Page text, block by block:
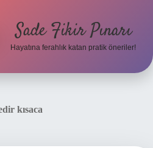
Sade Fikir Pınarı
Hayatına ferahlık katan pratik öneriler!
kısaca